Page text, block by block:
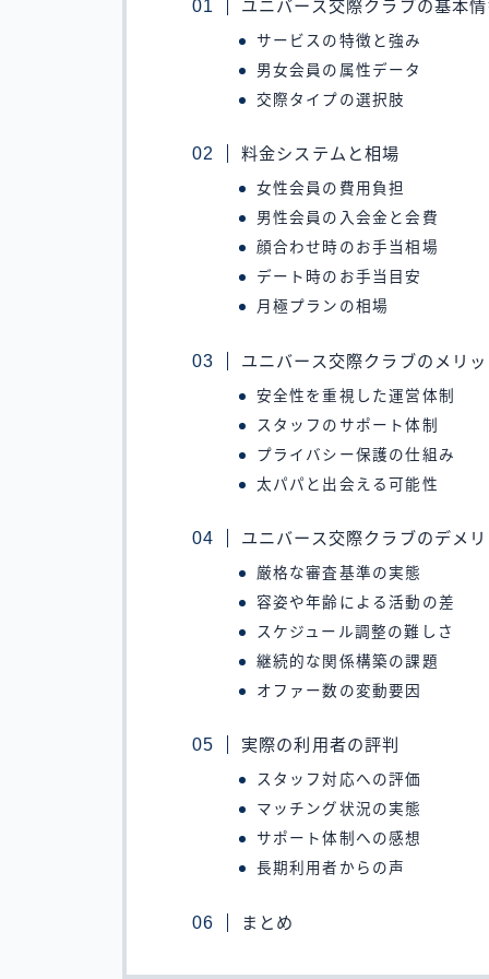
ユニバース交際クラブの基本
サービスの特徴と強み
男女会員の属性データ
交際タイプの選択肢
料金システムと相場
女性会員の費用負担
男性会員の入会金と会費
顔合わせ時のお手当相場
デート時のお手当目安
月極プランの相場
ユニバース交際クラブのメリ
安全性を重視した運営体制
スタッフのサポート体制
プライバシー保護の仕組み
太パパと出会える可能性
ユニバース交際クラブのデメ
厳格な審査基準の実態
容姿や年齢による活動の差
スケジュール調整の難しさ
継続的な関係構築の課題
オファー数の変動要因
実際の利用者の評判
スタッフ対応への評価
マッチング状況の実態
サポート体制への感想
長期利用者からの声
まとめ